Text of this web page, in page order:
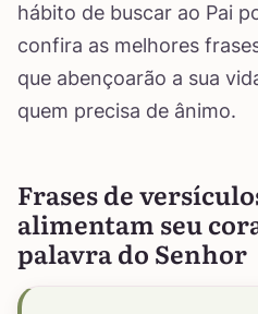
hábito de buscar ao Pai
confira as melhores
que abençoarão a sua
quem precisa de ânimo.
Frases de
alimentam seu
palavra do Senhor